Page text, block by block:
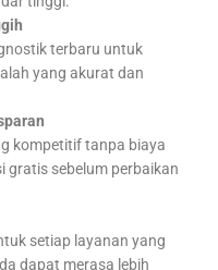
terbaru untuk
yang akurat dan
kompetitif tanpa biaya
gratis sebelum perbaikan
setiap layanan yang
dapat merasa lebih